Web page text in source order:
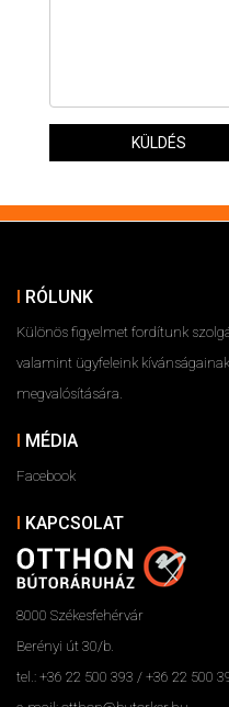
KÜLDÉS
RÓLUNK
Különös figyelmet fordítunk
valamint ügyfeleink
megvalósítására.
MÉDIA
Facebook
KAPCSOLAT
8000 Székesfehérvár
Berényi út 30/b.
tel.: +36 22 500 393 / +36 22 500